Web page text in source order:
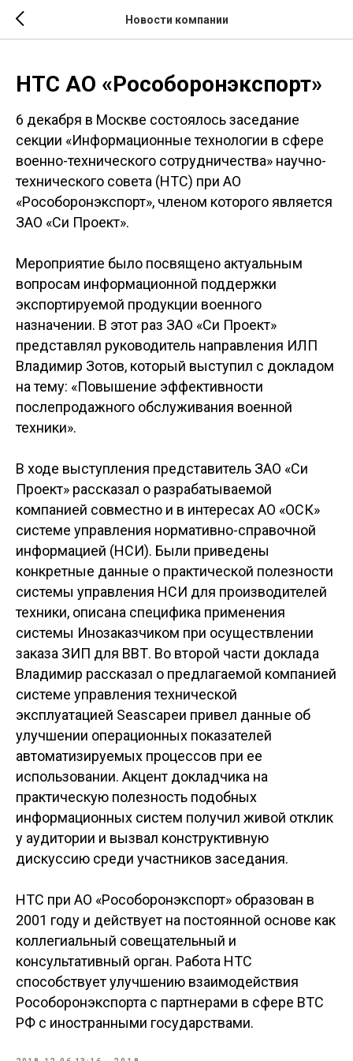
Новости компании
НТС АО «Рособоронэкспорт»
6 декабря в Москве состоялось заседание
секции «Информационные технологии в сфере
военно-технического сотрудничества» научно-
технического совета (НТС) при АО
«Рособоронэкспорт», членом которого является
ЗАО «Си Проект».
Мероприятие было посвящено актуальным
вопросам информационной поддержки
экспортируемой продукции военного
назначении. В этот раз ЗАО «Си Проект»
представлял руководитель направления ИЛП
Владимир Зотов, который выступил с докладом
на тему: «Повышение эффективности
послепродажного обслуживания военной
техники».
В ходе выступления представитель ЗАО «Си
Проект» рассказал о разрабатываемой
компанией совместно и в интересах АО «ОСК»
системе управления нормативно-справочной
информацией (НСИ). Были приведены
конкретные данные о практической полезности
системы управления НСИ для производителей
техники, описана специфика применения
системы Инозаказчиком при осуществлении
заказа ЗИП для ВВТ. Во второй части доклада
Владимир рассказал о предлагаемой компанией
системе управления технической
эксплуатацией Seascapeи привел данные об
улучшении операционных показателей
автоматизируемых процессов при ее
использовании. Акцент докладчика на
практическую полезность подобных
информационных систем получил живой отклик
у аудитории и вызвал конструктивную
дискуссию среди участников заседания.
НТС при АО «Рособоронэкспорт» образован в
2001 году и действует на постоянной основе как
коллегиальный совещательный и
консультативный орган. Работа НТС
способствует улучшению взаимодействия
Рособоронэкспорта с партнерами в сфере ВТС
РФ с иностранными государствами.